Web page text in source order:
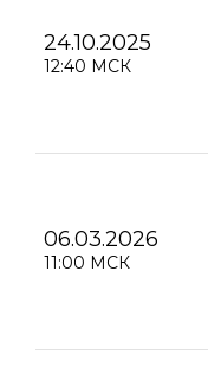
24.10.2025
12:40 МСК
06.03.2026
11:00 МСК